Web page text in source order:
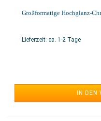
Großformatige Hochglanz-
Lieferzeit: ca. 1-2 Tage
IN DEN